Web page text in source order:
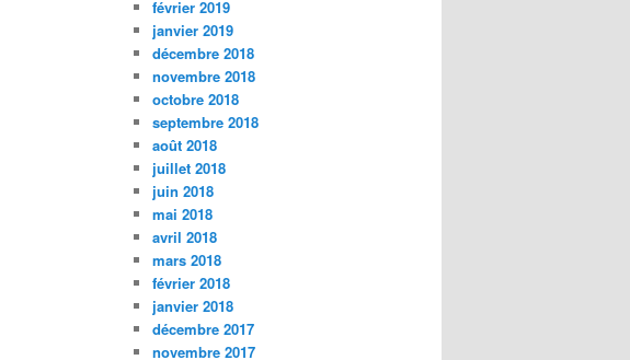
février 2019
janvier 2019
décembre 2018
novembre 2018
octobre 2018
septembre 2018
août 2018
juillet 2018
juin 2018
mai 2018
avril 2018
mars 2018
février 2018
janvier 2018
décembre 2017
novembre 2017